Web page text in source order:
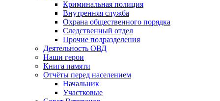
Криминальная полиция
Внутренняя служба
Охрана общественного порядка
Следственный отдел
Прочие подразделения
Деятельность ОВД
Наши герои
Книга памяти
Отчёты перед населением
Начальник
Участковые